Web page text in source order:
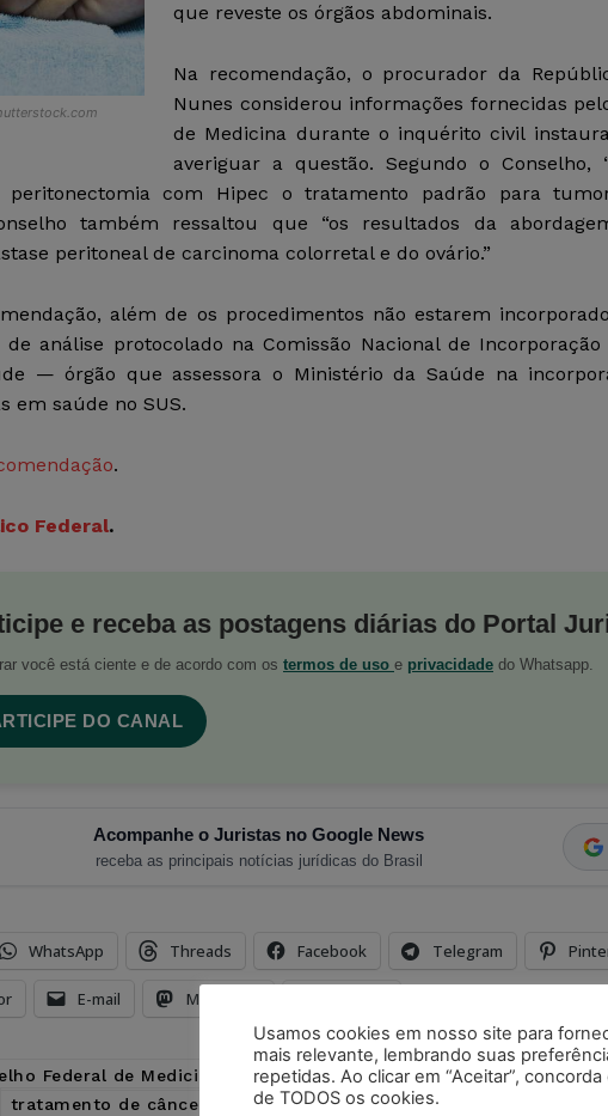
que reveste os órgãos abdominais.
Na recomendação, o procurador da
Nunes considerou informações fornecidas
de Medicina durante o inquérito civil
averiguar a questão. Segundo o Conselho,
com Hipec o tratamento padrão para
também ressaltou que “os resultados da
peritoneal de carcinoma colorretal e do ovário.”
além de os procedimentos não estarem
análise protocolado na Comissão Nacional de Incorporação
— órgão que assessora o Ministério da Saúde na
em saúde no SUS.
.
Federal.
e receba as postagens diárias do Portal
você está ciente e de acordo com os termos de uso e privacidade do Whatsapp.
DO CANAL
Acompanhe o Juristas no Google News
receba as principais notícias jurídicas do Brasil
WhatsApp Threads Facebook Telegram
E-mail Mastodon
Federal de Medicina direito à saúde medicina ministério
tratamento de câncer
Usamos cookies em nosso site para
mais relevante, lembrando suas
repetidas. Ao clicar em “Aceitar”,
de TODOS os cookies.